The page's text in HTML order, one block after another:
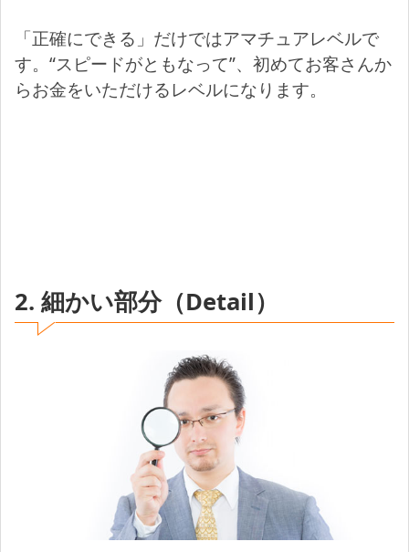
「正確にできる」だけではアマチュアレベルで
す。“スピードがともなって”、初めてお客さんか
らお金をいただけるレベルになります。
2. 細かい部分（Detail）